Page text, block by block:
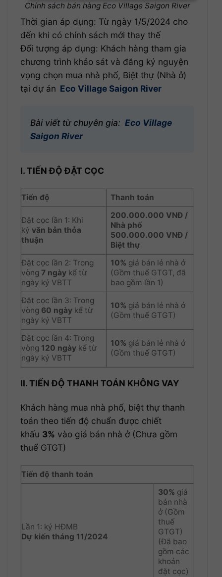
Chính sách bán hàng Eco Village Saigon River
Thời gian áp dụng: Từ ngày 1/5/2024 cho
đến khi có chính sách mới thay thế
Đối tượng áp dụng: Khách hàng tham gia
chương trình khảo sát và đăng ký nguyện
vọng chọn mua nhà phố, Biệt thự (Nhà ở)
tại dự án Eco Village Saigon River
Bài viết từ chuyên gia: Eco Village
Saigon River
I. TIẾN ĐỘ ĐẶT CỌC
Tiến độ Thanh toán
Đặt cọc lần 1: Khi
ký văn bản thỏa
thuận
200.000.000 VNĐ /
Nhà phố
500.000.000 VNĐ /
Biệt thự
Đặt cọc lần 2: Trong
vòng 7 ngàykể từ
ngày ký VBTT
10% giá bán lẻ nhà ở
(Gồm thuế GTGT, đã
bao gồm lần 1)
Đặt cọc lần 3: Trong
vòng 60 ngàykể từ
ngày ký VBTT
10% giá bán lẻ nhà ở
(Gồm thuế GTGT)
Đặt cọc lần 4: Trong
vòng 120 ngàykể từ
ngày ký VBTT
10% giá bán lẻ nhà ở
(Gồm thuế GTGT)
II. TIẾN ĐỘ THANH TOÁN KHÔNG VAY
Khách hàng mua nhà phố, biệt thự thanh
toán theo tiến độ chuẩn được chiết
khấu 3% vào giá bán nhà ở (Chưa gồm
thuế GTGT)
Tiến độ thanh toán
Lần 1: ký HĐMB
Dự kiến tháng 11/2024
30% giá
bán nhà
ở (Gồm
thuế
GTGT)
(Đã bao
gồm các
khoản
đặt cọc)